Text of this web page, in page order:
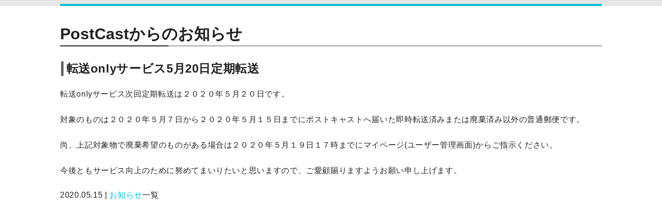
PostCastからのお知らせ
転送onlyサービス5月20日定期転送
転送onlyサービス次回定期転送は２０２０年５月２０日です。
対象のものは２０２０年５月７日から２０２０年５月１５日までにポストキャストへ届いた即時転送済みまたは廃棄済み以外の普通郵便です。
尚、上記対象物で廃棄希望のものがある場合は２０２０年５月１９日１７時までにマイページ(ユーザー管理画面)からご指示ください。
今後ともサービス向上のために努めてまいりたいと思いますので、ご愛顧賜りますようお願い申し上げます。
2020.05.15 | お知らせ一覧